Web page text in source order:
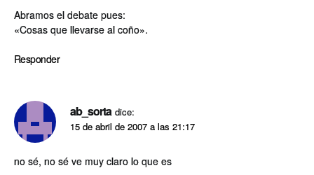
Abramos el debate pues:
«Cosas que llevarse al coño».
Responder
ab_sorta dice:
15 de abril de 2007 a las 21:17
no sé, no sé ve muy claro lo que es